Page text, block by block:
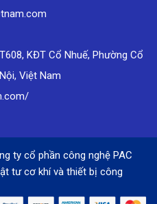
KĐT Cổ Nhuế, Phường Cổ
Việt Nam
ty cổ phần công nghệ PAC
tư cơ khí và thiết bị công